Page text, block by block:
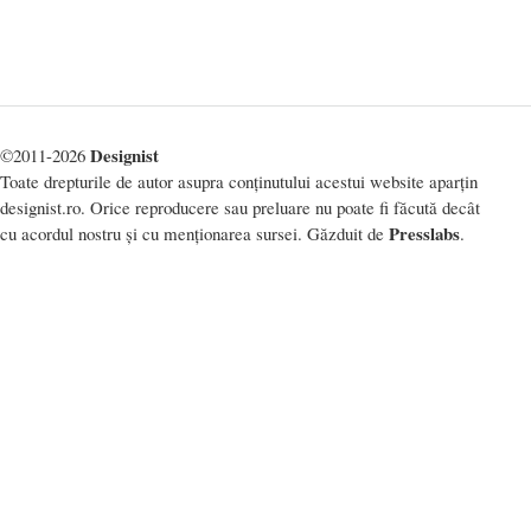
©2011-2026 Designist
Toate drepturile de autor asupra conținutului acestui website aparțin
designist.ro. Orice reproducere sau preluare nu poate fi făcută decât
cu acordul nostru și cu menționarea sursei. Găzduit de Presslabs.